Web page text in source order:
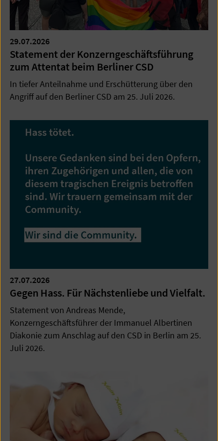
29.07.2026
Statement der Konzerngeschäftsführung
zum Attentat beim Berliner CSD
In tiefer Anteilnahme und Erschütterung über den
Angriff auf den Berliner CSD am 25. Juli 2026.
27.07.2026
Gegen Hass. Für Nächstenliebe und Vielfalt.
Statement von Andreas Mende,
Konzerngeschäftsführer der Immanuel Albertinen
Diakonie zum Anschlag auf den CSD in Berlin am 25.
Juli 2026.